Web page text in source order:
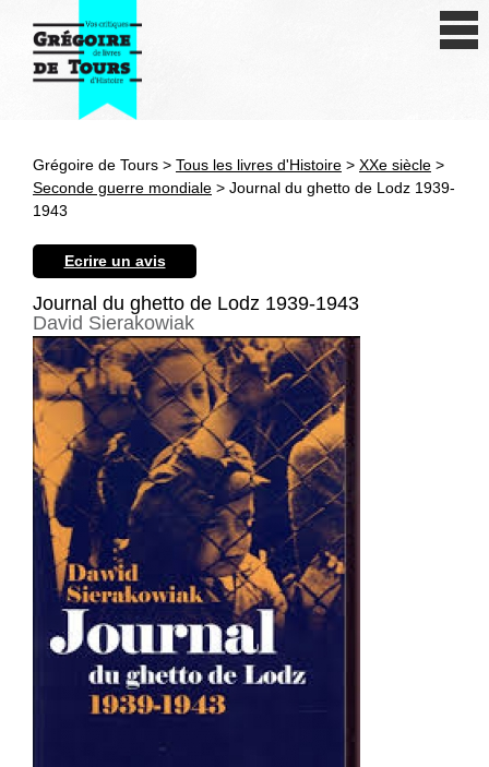
Antiquité
XXe siècle
Autres civilisations
Thématiques
Grégoire de Tours > Tous les livres d'Histoire > XXe siècle >
Seconde guerre mondiale > Journal du ghetto de Lodz 1939-
1943
Ecrire un avis
Journal du ghetto de Lodz 1939-1943
David Sierakowiak